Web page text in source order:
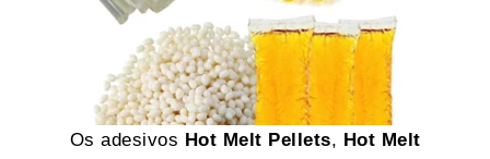
Os adesivos Hot Melt Pellets, Hot Melt